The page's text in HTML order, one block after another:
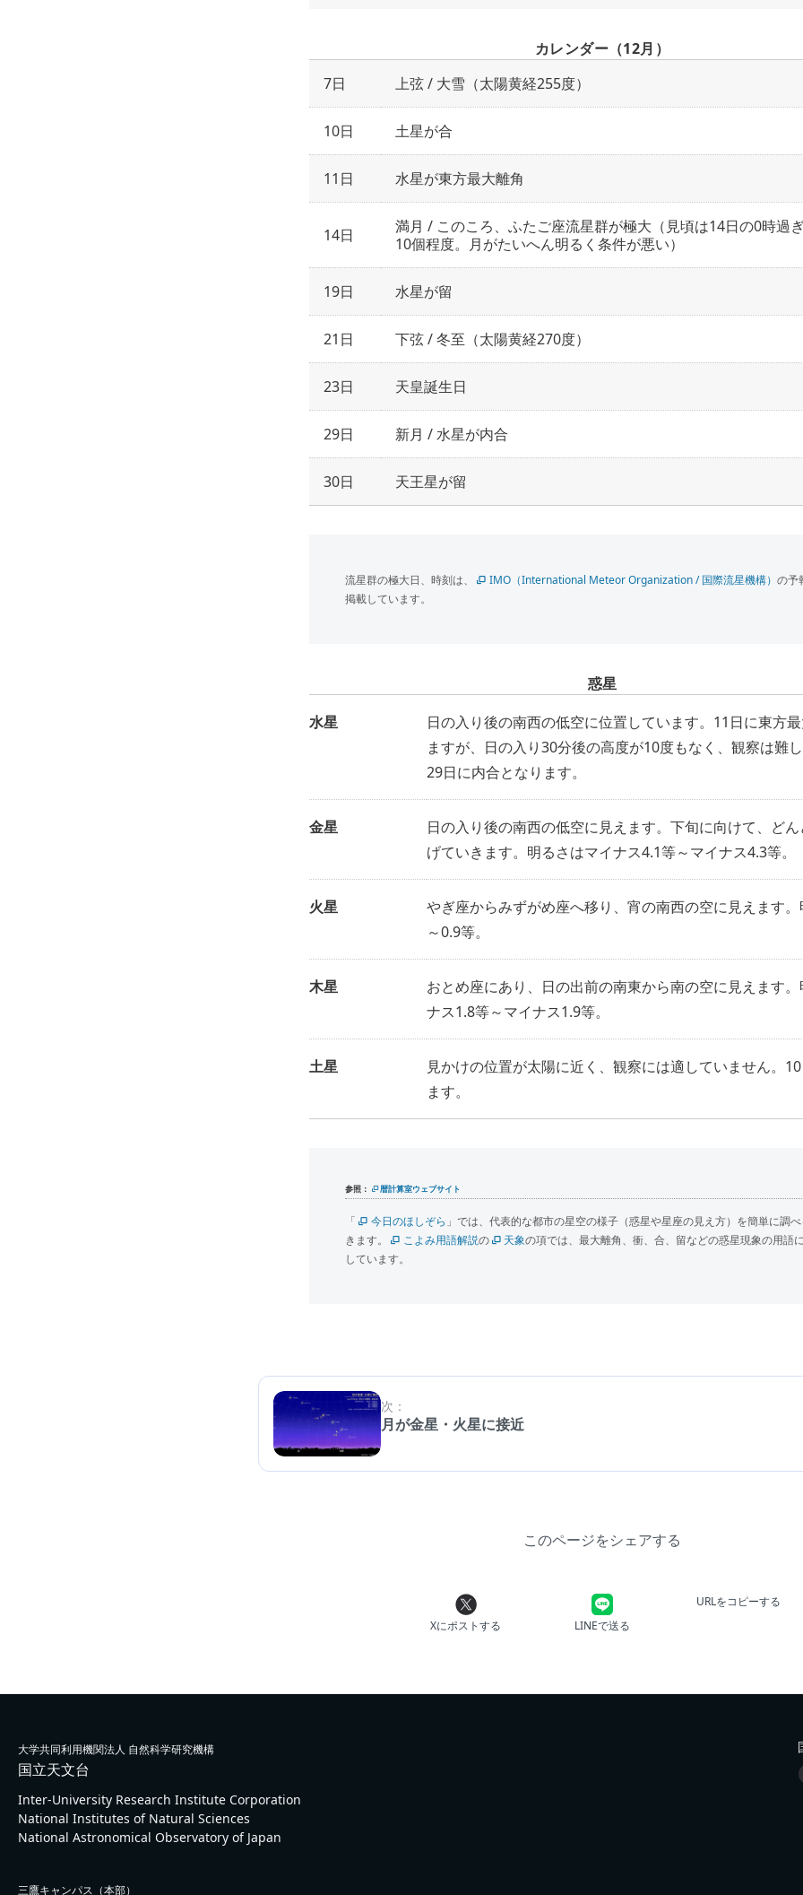
カレンダー（12月）
7日
上弦 / 大雪（太陽黄経255度）
10日 土星が合
11日 水星が東方最大離角
14日
満月 / このころ、ふたご座流星群が極大（見頃は14日の0時過
10個程度。月がたいへん明るく条件が悪い）
19日 水星が留
21日 下弦 / 冬至（太陽黄経270度）
23日 天皇誕生日
29日 新月 / 水星が内合
30日 天王星が留
流星群の極大日、時刻は、 IMO（International Meteor Organization / 国際流星機構） の予
掲載しています。
惑星
水星
日の入り後の南西の低空に位置しています。11日に東方
ますが、日の入り30分後の高度が10度もなく、観察は難し
29日に内合となります。
金星
日の入り後の南西の低空に見えます。下旬に向けて、ど
げていきます。明るさはマイナス4.1等～マイナス4.3等。
火星
やぎ座からみずがめ座へ移り、宵の南西の空に見えます
～0.9等。
木星
おとめ座にあり、日の出前の南東から南の空に見えます。
ナス1.8等～マイナス1.9等。
土星
見かけの位置が太陽に近く、観察には適していません。
ます。
参照： 暦計算室ウェブサイト
「 今日のほしぞら 」では、代表的な都市の星空の様子（惑星や星座の見え方）を簡単に調
きます。
こよみ用語解説の 天象の項では、最大離角、衝、合、留などの惑星現象の用語
しています。
次：
月が金星・火星に接近
このページをシェアする
Xにポストする LINEで送る
URLをコピーする
大学共同利用機関法人 自然科学研究機構
国立天文台
Inter-University Research Institute Corporation
National Institutes of Natural Sciences
National Astronomical Observatory of Japan
三鷹キャンパス（本部）